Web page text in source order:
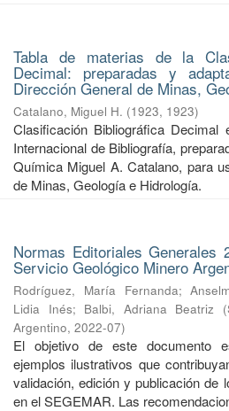
Tabla de materias de la
Decimal: preparadas y
Dirección General de Minas,
Catalano, Miguel H. (1923, 1923)
Clasificación Bibliográfica Decimal
Internacional de Bibliografía,
Química Miguel A. Catalano, para
de Minas, Geología e Hidrología.
Normas Editoriales Generales
Servicio Geológico Minero
Rodríguez, María Fernanda;
Lidia Inés; Balbi, Adriana Beatriz (
Argentino, 2022-07)
El objetivo de este documento
ejemplos ilustrativos que
validación, edición y publicación de
en el SEGEMAR. Las